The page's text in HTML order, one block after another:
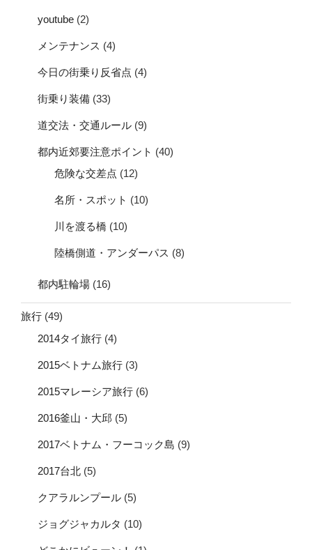
youtube (2)
メンテナンス (4)
今日の街乗り反省点 (4)
街乗り装備 (33)
道交法・交通ルール (9)
都内近郊要注意ポイント (40)
危険な交差点 (12)
名所・スポット (10)
川を渡る橋 (10)
陸橋側道・アンダーパス (8)
都内駐輪場 (16)
旅行 (49)
2014タイ旅行 (4)
2015ベトナム旅行 (3)
2015マレーシア旅行 (6)
2016釜山・大邱 (5)
2017ベトナム・フーコック島 (9)
2017台北 (5)
クアラルンプール (5)
ジョグジャカルタ (10)